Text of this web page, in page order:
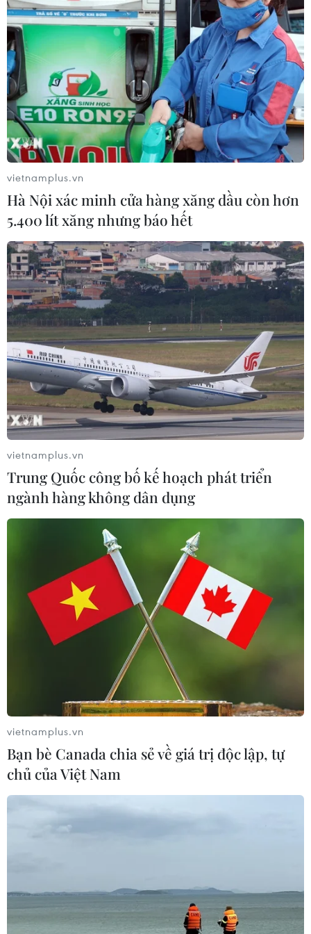
Tỉnh Quảng Ninh mở hướng kết nối
mới với chuỗi kinh tế phía Bắc
09/08/2026 08:04
vietnamplus.vn
Hà Nội xác minh cửa hàng xăng dầu còn hơn
5.400 lít xăng nhưng báo hết
vietnamplus.vn
Trung Quốc công bố kế hoạch phát triển
ngành hàng không dân dụng
vietnamplus.vn
Bạn bè Canada chia sẻ về giá trị độc lập, tự
chủ của Việt Nam